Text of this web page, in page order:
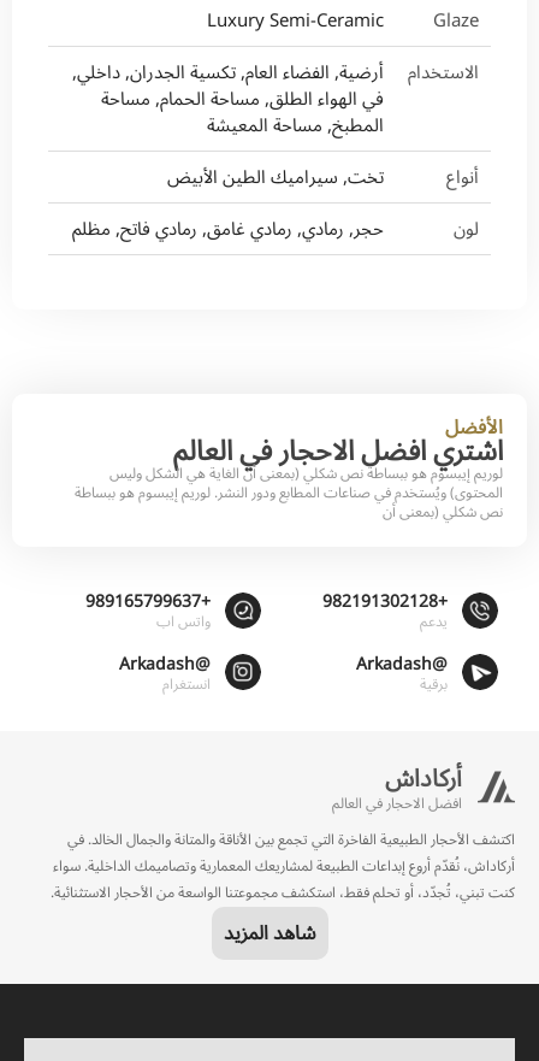
Glaze
Luxury Semi-Ceramic
الاستخدام
أرضية, الفضاء العام, تكسية الجدران, داخلي,
في الهواء الطلق, مساحة الحمام, مساحة
المطبخ, مساحة المعيشة
أنواع
تخت, سيراميك الطين الأبيض
لون
حجر, رمادي, رمادي غامق, رمادي فاتح, مظلم
الأفضل
اشتري افضل الاحجار في العالم
لوريم إيبسوم هو ببساطة نص شكلي (بمعنى أن الغاية هي الشكل وليس
المحتوى) ويُستخدم في صناعات المطابع ودور النشر. لوريم إيبسوم هو ببساطة
نص شكلي (بمعنى أن
+982191302128
يدعم
+989165799637
واتس اب
@Arkadash
برقية
@Arkadash
انستغرام
أركاداش
افضل الاحجار في العالم
اكتشف الأحجار الطبيعية الفاخرة التي تجمع بين الأناقة والمتانة والجمال الخالد. في
أركاداش، نُقدّم أروع إبداعات الطبيعة لمشاريعك المعمارية وتصاميمك الداخلية. سواء
كنت تبني، تُجدّد، أو تحلم فقط، استكشف مجموعتنا الواسعة من الأحجار الاستثنائية.
شاهد المزيد